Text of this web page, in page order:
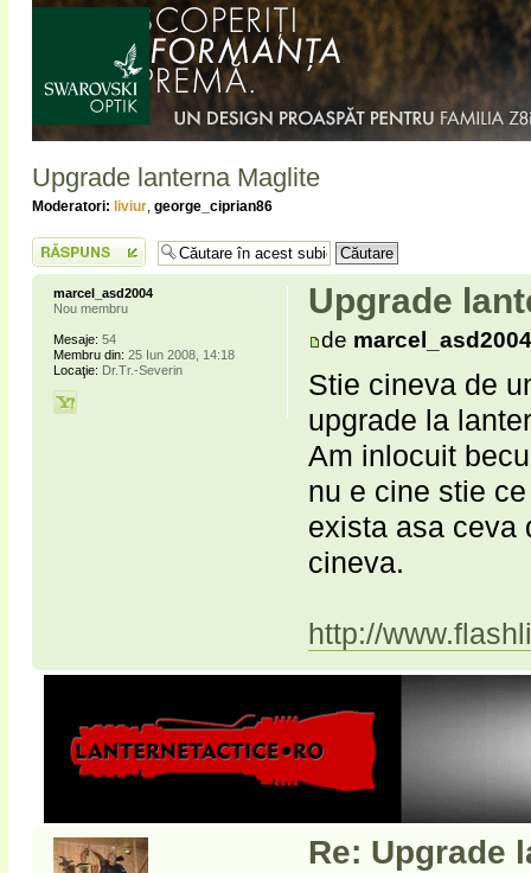
Upgrade lanterna Maglite
Moderatori: liviur, george_ciprian86
Scrie un răspuns
Upgrade
de
Stie cineva de
upgrade la
Am inlocuit
nu e cine stie
exista asa ceva
cineva.
http://
marcel_asd2004
Nou membru
Mesaje: 54
Membru din: 25 Iun 2008, 14:18
Locaţie: Dr.Tr.-Severin
Re: Upgrade